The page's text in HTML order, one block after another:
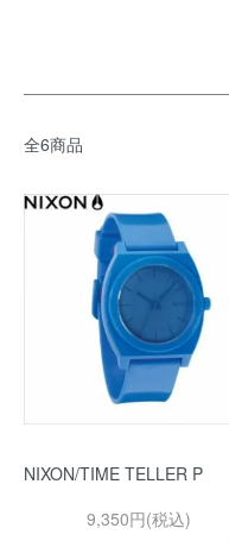
全6商品
NIXON/TIME TELLER P
9,350円(税込)